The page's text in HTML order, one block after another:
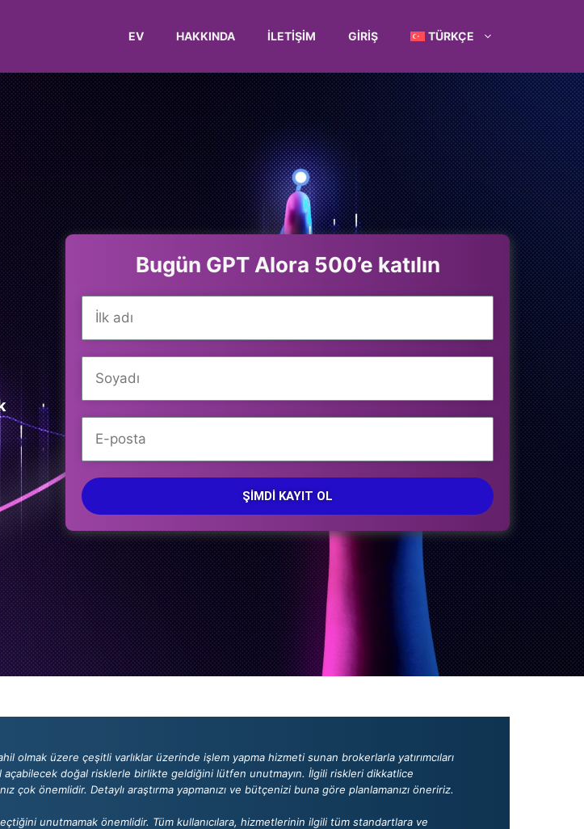
EV HAKKINDA İLETIŞIM GIRIŞ TÜRKÇE
Bugün GPT Alora 500’e katılın
ŞIMDI KAYIT OL
olmak üzere çeşitli varlıklar üzerinde işlem yapma hizmeti sunan brokerlarla yatırımcıları
açabilecek doğal risklerle birlikte geldiğini lütfen unutmayın. İlgili riskleri dikkatlice
çok önemlidir. Detaylı araştırma yapmanızı ve bütçenizi buna göre planlamanızı öneririz.
unutmamak önemlidir. Tüm kullanıcılara, hizmetlerinin ilgili tüm standartlara ve